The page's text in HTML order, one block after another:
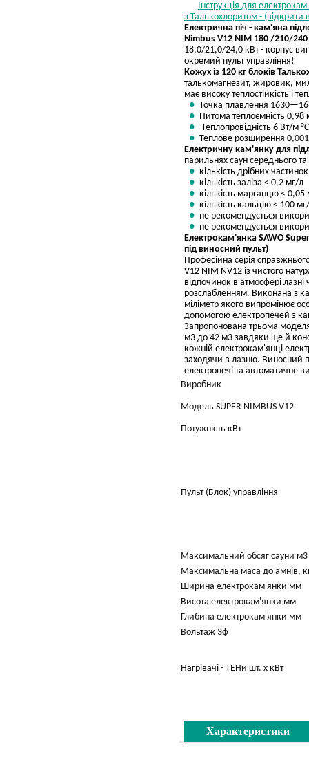
Інструкція для
з Талькохлоритом - (відкрити
Електрична піч - кам'яна
Nimbus V12 NIM 180 /210/240
18,0/21,0/24,0 кВт - корпус
окремий пульт управління!
Кожух із 120 кг блоків
талькомагнезит, жировик,
має високу теплостійкість і
Точка плавлення
Питома теплоємність 0,98
Теплопровідність 6 Вт/м °C
Теплове розширення 0,001
Електричну кам'янку для
парильнях саун середнього
кількість дрібних
кількість заліза < 0,2 мг/л
кількість марганцю < 0,05
кількість кальцію < 100
не рекомендується
не рекомендується
Електрокам'янка SAWO
під виносний пульт)
Професійна серія
V12 NIM NV12 із чистого
відпочинок в атмосфері
розслабленням. Виконана з
міліметр якого випромінює
допомогою електропечей з
Запропонована трьома
м3 до 42 м3 завдяки ще й
кожній електрокам'янці
заходячи в лазню. Виносний
електропечі та автоматичне
Виробник
Модель SUPER NIMBUS V12
Потужність кВт
Пульт (Блок) управління
Максимальний обсяг сауни м3
Максимальна маса до амнів,
Ширина електрокам'янки мм
Висота електрокам'янки мм
Глибина електрокам'янки мм
Вольтаж 3ф
Нагрівачі - ТЕНи шт. x кВт
Характеристики